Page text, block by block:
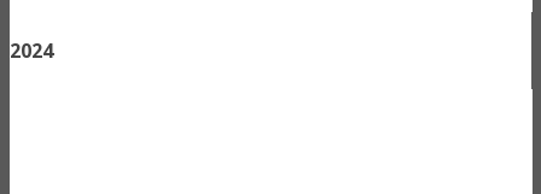
2024